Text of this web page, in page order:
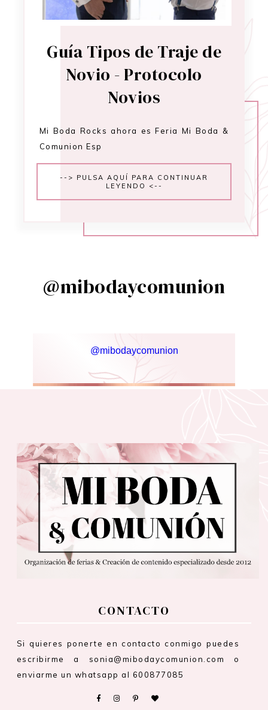
Guía Tipos de Traje de
Novio - Protocolo
Novios
Mi Boda Rocks ahora es Feria Mi Boda &
Comunion Esp
--> PULSA AQUÍ PARA CONTINUAR
LEYENDO <--
@mibodaycomunion
@mibodaycomunion
CONTACTO
Si quieres ponerte en contacto conmigo puedes
escribirme a sonia@mibodaycomunion.com o
enviarme un whatsapp al 600877085